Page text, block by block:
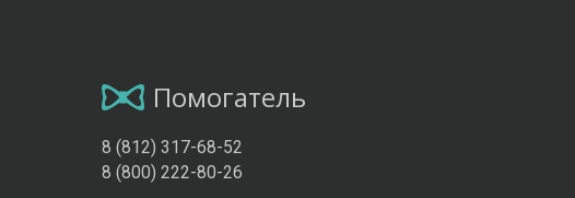
Помогатель
8 (812) 317-68-52
8 (800) 222-80-26